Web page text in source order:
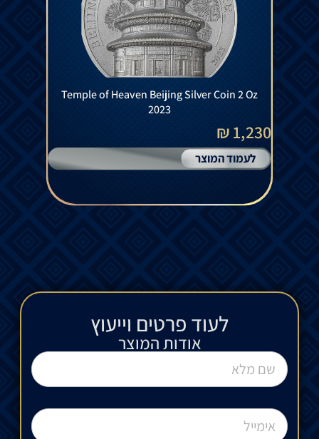
Temple of Heaven Beijing Silver Coin 2 Oz
2023
1,230 ₪
לעמוד המוצר
לעוד פרטים וייעוץ​
אודות המוצר